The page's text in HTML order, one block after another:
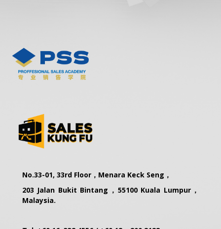
No.33-01, 33rd Floor，Menara Keck Seng，
203 Jalan Bukit Bintang，55100 Kuala Lumpur，
Malaysia.